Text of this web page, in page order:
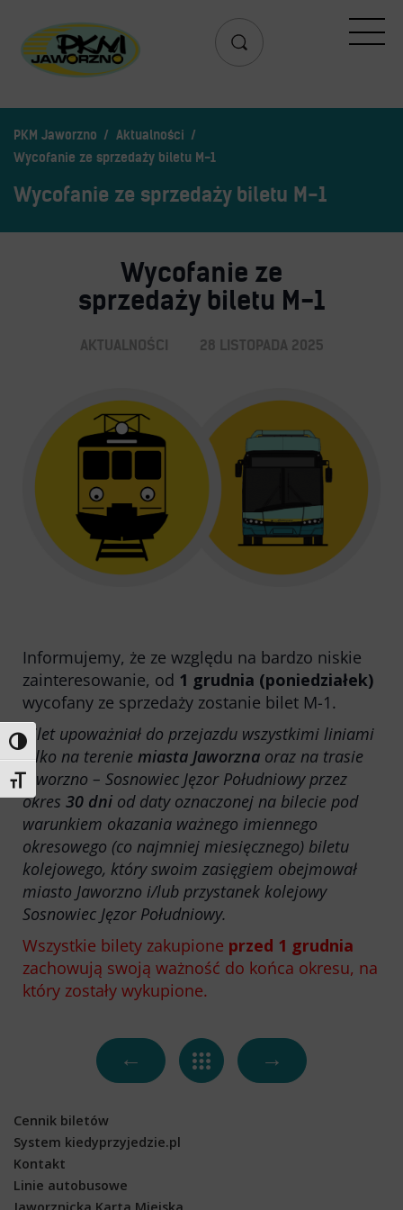
Toggle High Contrast
Toggle Font size
Schemat linii dziennych
Zaplanuj podróż – wyszukiwarka połączeń
Mapa przystanków i połączeń
Bilety
Aplikacja mobilna PKM
Cennik biletów
Honorowanie biletów ZK„KM”
Kontrola biletów
Automaty biletowe
Sprzedaż biletów u kierowców
Jaworznicka Karta Miejska
Open Payment System
Sklep internetowy
Stacja Kontroli Pojazdów
Inne
Centrum Obsługi Klienta
Kontakt
Multimedia
O Spółce
Uwagi i wnioski
Ochrona danych osobowych
PKM Jaworzno
Aktualności
Wycofanie ze sprzedaży biletu M-1
Wycofanie ze sprzedaży biletu M-1
Wycofanie ze
sprzedaży biletu M-1
AKTUALNOŚCI 28 LISTOPADA 2025
Informujemy, że ze względu na bardzo niskie
zainteresowanie, od 1 grudnia (poniedziałek)
wycofany ze sprzedaży zostanie bilet M-1.
Bilet upoważniał do przejazdu wszystkimi liniami
tylko na terenie miasta Jaworzna oraz na trasie
Jaworzno – Sosnowiec Jęzor Południowy przez
okres 30 dni od daty oznaczonej na bilecie pod
warunkiem okazania ważnego imiennego
okresowego (co najmniej miesięcznego) biletu
kolejowego, który swoim zasięgiem obejmował
miasto Jaworzno i/lub przystanek kolejowy
Sosnowiec Jęzor Południowy.
Wszystkie bilety zakupione przed 1 grudnia
zachowują swoją ważność do końca okresu, na
który zostały wykupione.
← →
Cennik biletów
System kiedyprzyjedzie.pl
Kontakt
Linie autobusowe